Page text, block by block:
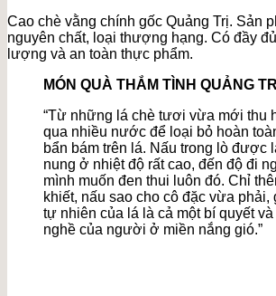
Cao chè vằng chính gốc Quảng Trị. Sản
nguyên chất, loại thượng hạng. Có đầy
lượng và an toàn thực phẩm.
MÓN QUÀ THẮM TÌNH QUẢNG TRỊ
“Từ những lá chè tươi vừa mới thu
qua nhiều nước để loại bỏ hoàn
bẩn bám trên lá. Nấu trong lò được
nung ở nhiệt độ rất cao, đến độ đi
mình muốn đen thui luôn đó. Chỉ
khiết, nấu sao cho cô đặc vừa
tự nhiên của lá là cả một bí quyết
nghề của người ở miền nắng gió.”